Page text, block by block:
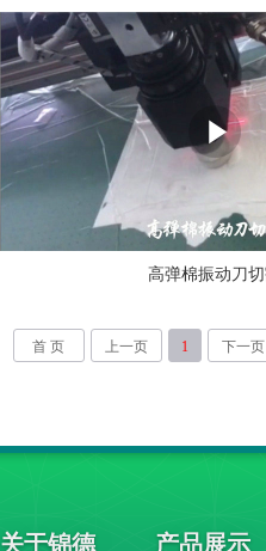
高弹棉振动刀切
首 页 上一页 1 下一页
关于锦德 产品展示